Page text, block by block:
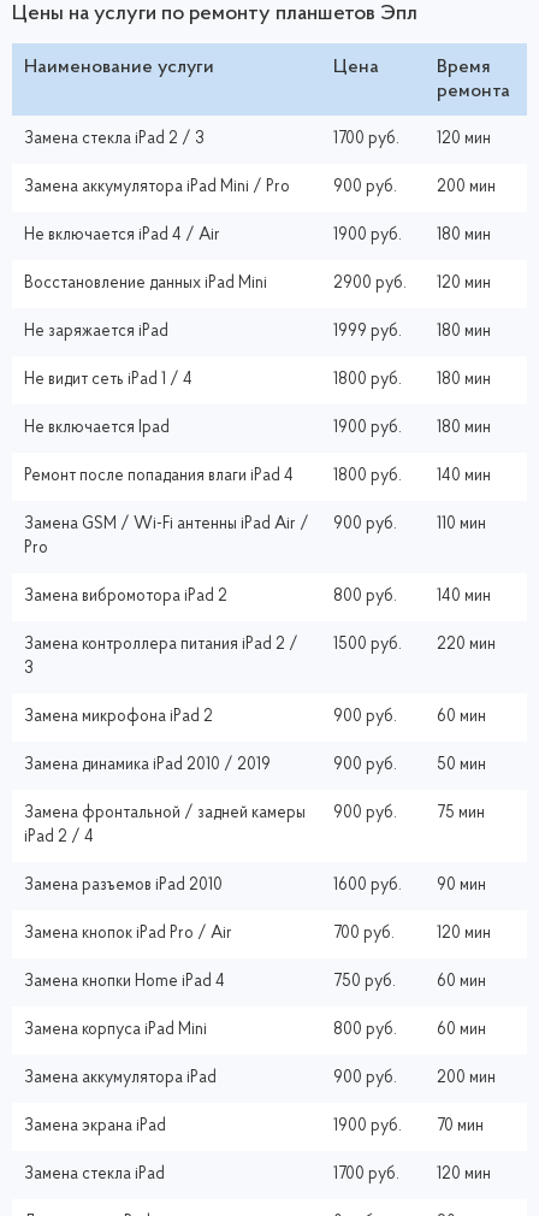
Цены на услуги по ремонту планшетов Эпл
Наименование услуги Цена
Время
ремонта
Замена стекла iPad 2 / 3 1700 руб. 120 мин
Замена аккумулятора iPad Mini / Pro 900 руб. 200 мин
Не включается iPad 4 / Air 1900 руб. 180 мин
Восстановление данных iPad Mini 2900 руб. 120 мин
Не заряжается iPad 1999 руб. 180 мин
Не видит сеть iPad 1 / 4 1800 руб. 180 мин
Не включается Ipad 1900 руб. 180 мин
Ремонт после попадания влаги iPad 4 1800 руб. 140 мин
Замена GSM / Wi-Fi антенны iPad Air /
Pro
900 руб. 110 мин
Замена вибромотора iPad 2 800 руб. 140 мин
Замена контроллера питания iPad 2 /
3
1500 руб. 220 мин
Замена микрофона iPad 2 900 руб. 60 мин
Замена динамика iPad 2010 / 2019 900 руб. 50 мин
Замена фронтальной / задней камеры
iPad 2 / 4
900 руб. 75 мин
Замена разъемов iPad 2010 1600 руб. 90 мин
Замена кнопок iPad Pro / Air 700 руб. 120 мин
Замена кнопки Home iPad 4 750 руб. 60 мин
Замена корпуса iPad Mini 800 руб. 60 мин
Замена аккумулятора iPad 900 руб. 200 мин
Замена экрана iPad 1900 руб. 70 мин
Замена стекла iPad 1700 руб. 120 мин